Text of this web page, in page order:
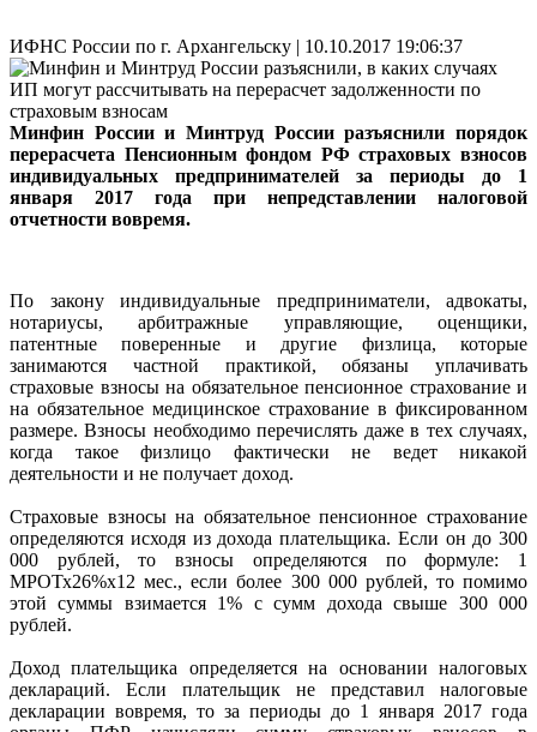
ИФНС России по г. Архангельску | 10.10.2017 19:06:37
Минфин России и Минтруд России разъяснили порядок
перерасчета Пенсионным фондом РФ страховых взносов
индивидуальных предпринимателей за периоды до 1
января 2017 года при непредставлении налоговой
отчетности вовремя.
По закону индивидуальные предприниматели, адвокаты,
нотариусы, арбитражные управляющие, оценщики,
патентные поверенные и другие физлица, которые
занимаются частной практикой, обязаны уплачивать
страховые взносы на обязательное пенсионное страхование и
на обязательное медицинское страхование в фиксированном
размере. Взносы необходимо перечислять даже в тех случаях,
когда такое физлицо фактически не ведет никакой
деятельности и не получает доход.
Страховые взносы на обязательное пенсионное страхование
определяются исходя из дохода плательщика. Если он до 300
000 рублей, то взносы определяются по формуле: 1
МРОТх26%х12 мес., если более 300 000 рублей, то помимо
этой суммы взимается 1% с сумм дохода свыше 300 000
рублей.
Доход плательщика определяется на основании налоговых
деклараций. Если плательщик не представил налоговые
декларации вовремя, то за периоды до 1 января 2017 года